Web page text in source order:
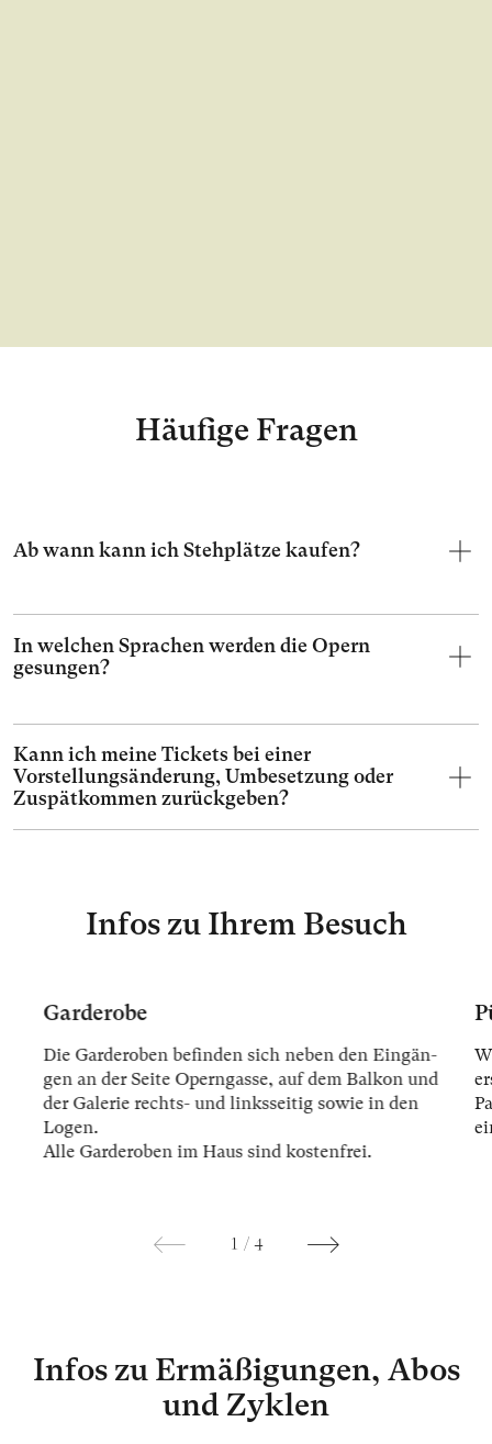
Häufige Fragen
Ab wann kann ich Stehplätze kaufen?
In welchen Sprachen werden die Opern
gesungen?
Kann ich meine Tickets bei einer
Vorstellungsänderung, Umbesetzung oder
Zuspätkommen zurückgeben?
Infos zu Ihrem Besuch
Garderobe
Die Gar­der­oben be­fin­den sich ne­ben den Ein­gän­
gen an der Sei­te Opern­gas­se, auf dem Bal­kon und
der Ga­le­rie rechts- und links­sei­tig so­wie in den
Lo­gen.
Alle Gar­der­oben im Haus sind kos­ten­frei.
1 / 4
Infos zu Ermäßigungen, Abos
und Zyklen